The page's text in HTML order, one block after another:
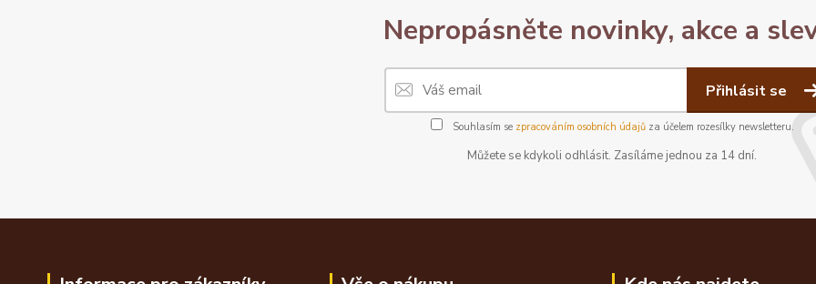
Nepropásněte novinky, akce a
Přihlásit se
Souhlasím se zpracováním osobních údajůza účelem rozesílky newsletteru.
Můžete se kdykoli odhlásit. Zasíláme jednou za 14 dní.